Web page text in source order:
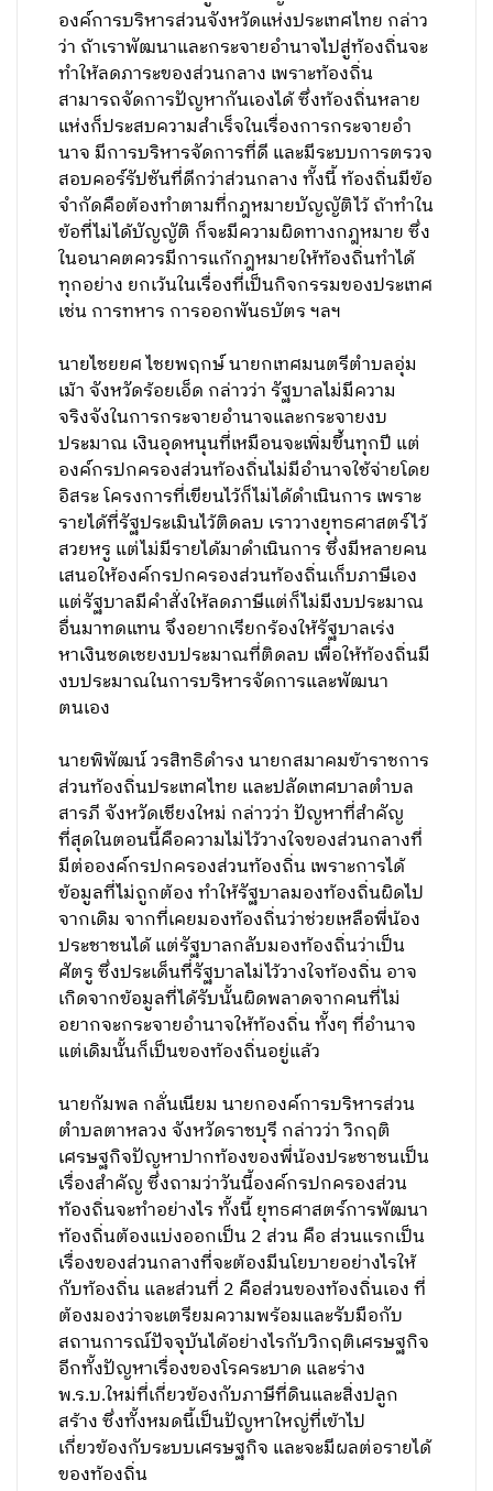
องค์การบริหารส่วนจังหวัดแห่งประเทศไทย กล่าว
ว่า ถ้าเราพัฒนาและกระจายอำนาจไปสู่ท้องถิ่นจะ
ทำให้ลดภาระของส่วนกลาง เพราะท้องถิ่น
สามารถจัดการปัญหากันเองได้ ซึ่งท้องถิ่นหลาย
แห่งก็ประสบความสำเร็จในเรื่องการกระจายอำ
นาจ มีการบริหารจัดการที่ดี และมีระบบการตรวจ
สอบคอร์รัปชันที่ดีกว่าส่วนกลาง ทั้งนี้ ท้องถิ่นมีข้อ
จำกัดคือต้องทำตามที่กฎหมายบัญญัติไว้ ถ้าทำใน
ข้อที่ไม่ได้บัญญัติ ก็จะมีความผิดทางกฎหมาย ซึ่ง
ในอนาคตควรมีการแก้กฎหมายให้ท้องถิ่นทำได้
ทุกอย่าง ยกเว้นในเรื่องที่เป็นกิจกรรมของประเทศ
เช่น การทหาร การออกพันธบัตร ฯลฯ
นายไชยยศ ไชยพฤกษ์ นายกเทศมนตรีตำบลอุ่ม
เม้า จังหวัดร้อยเอ็ด กล่าวว่า รัฐบาลไม่มีความ
จริงจังในการกระจายอำนาจและกระจายงบ
ประมาณ เงินอุดหนุนที่เหมือนจะเพิ่มขึ้นทุกปี แต่
องค์กรปกครองส่วนท้องถิ่นไม่มีอำนาจใช้จ่ายโดย
อิสระ โครงการที่เขียนไว้ก็ไม่ได้ดำเนินการ เพราะ
รายได้ที่รัฐประเมินไว้ติดลบ เราวางยุทธศาสตร์ไว้
สวยหรู แต่ไม่มีรายได้มาดำเนินการ ซึ่งมีหลายคน
เสนอให้องค์กรปกครองส่วนท้องถิ่นเก็บภาษีเอง
แต่รัฐบาลมีคำสั่งให้ลดภาษีแต่ก็ไม่มีงบประมาณ
อื่นมาทดแทน จึงอยากเรียกร้องให้รัฐบาลเร่ง
หาเงินชดเชยงบประมาณที่ติดลบ เพื่อให้ท้องถิ่นมี
งบประมาณในการบริหารจัดการและพัฒนา
ตนเอง
นายพิพัฒน์ วรสิทธิดำรง นายกสมาคมข้าราชการ
ส่วนท้องถิ่นประเทศไทย และปลัดเทศบาลตำบล
สารภี จังหวัดเชียงใหม่ กล่าวว่า ปัญหาที่สำคัญ
ที่สุดในตอนนี้คือความไม่ไว้วางใจของส่วนกลางที่
มีต่อองค์กรปกครองส่วนท้องถิ่น เพราะการได้
ข้อมูลที่ไม่ถูกต้อง ทำให้รัฐบาลมองท้องถิ่นผิดไป
จากเดิม จากที่เคยมองท้องถิ่นว่าช่วยเหลือพี่น้อง
ประชาชนได้ แต่รัฐบาลกลับมองท้องถิ่นว่าเป็น
ศัตรู ซึ่งประเด็นที่รัฐบาลไม่ไว้วางใจท้องถิ่น อาจ
เกิดจากข้อมูลที่ได้รับนั้นผิดพลาดจากคนที่ไม่
อยากจะกระจายอำนาจให้ท้องถิ่น ทั้งๆ ที่อำนาจ
แต่เดิมนั้นก็เป็นของท้องถิ่นอยู่แล้ว
นายกัมพล กลั่นเนียม นายกองค์การบริหารส่วน
ตำบลตาหลวง จังหวัดราชบุรี กล่าวว่า วิกฤติ
เศรษฐกิจปัญหาปากท้องของพี่น้องประชาชนเป็น
เรื่องสำคัญ ซึ่งถามว่าวันนี้องค์กรปกครองส่วน
ท้องถิ่นจะทำอย่างไร ทั้งนี้ ยุทธศาสตร์การพัฒนา
ท้องถิ่นต้องแบ่งออกเป็น 2 ส่วน คือ ส่วนแรกเป็น
เรื่องของส่วนกลางที่จะต้องมีนโยบายอย่างไรให้
กับท้องถิ่น และส่วนที่ 2 คือส่วนของท้องถิ่นเอง ที่
ต้องมองว่าจะเตรียมความพร้อมและรับมือกับ
สถานการณ์ปัจจุบันได้อย่างไรกับวิกฤติเศรษฐกิจ
อีกทั้งปัญหาเรื่องของโรคระบาด และร่าง
พ.ร.บ.ใหม่ที่เกี่ยวข้องกับภาษีที่ดินและสิ่งปลูก
สร้าง ซึ่งทั้งหมดนี้เป็นปัญหาใหญ่ที่เข้าไป
เกี่ยวข้องกับระบบเศรษฐกิจ และจะมีผลต่อรายได้
ของท้องถิ่น